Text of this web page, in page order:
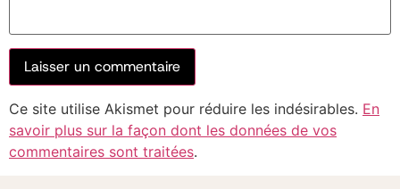
Ce site utilise Akismet pour réduire les indésirables. En
savoir plus sur la façon dont les données de vos
commentaires sont traitées.